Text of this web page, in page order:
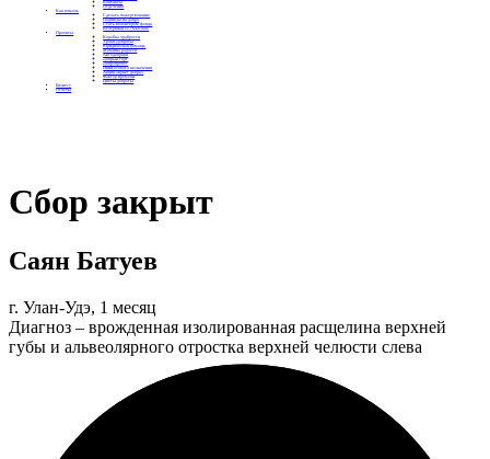
Контакты
Отделения
Как помочь
Сделать пожертвование
Подписка на добро
Стать волонтером фонда
Вечеринки со смыслом
Проекты
Коробка храбрости
Уроки Доброты
Юридическая помощь
Мамины радости
Автодобряки
Добрый торт
Добропробег
Няни особого назначения
Акция «Букет добра»
Фактор времени
Цветы доброты
Бизнесу
Отчеты
Сбор закрыт
Саян Батуев
г. Улан-Удэ, 1 месяц
Диагноз – врожденная изолированная расщелина верхней
губы и альвеолярного отростка верхней челюсти слева